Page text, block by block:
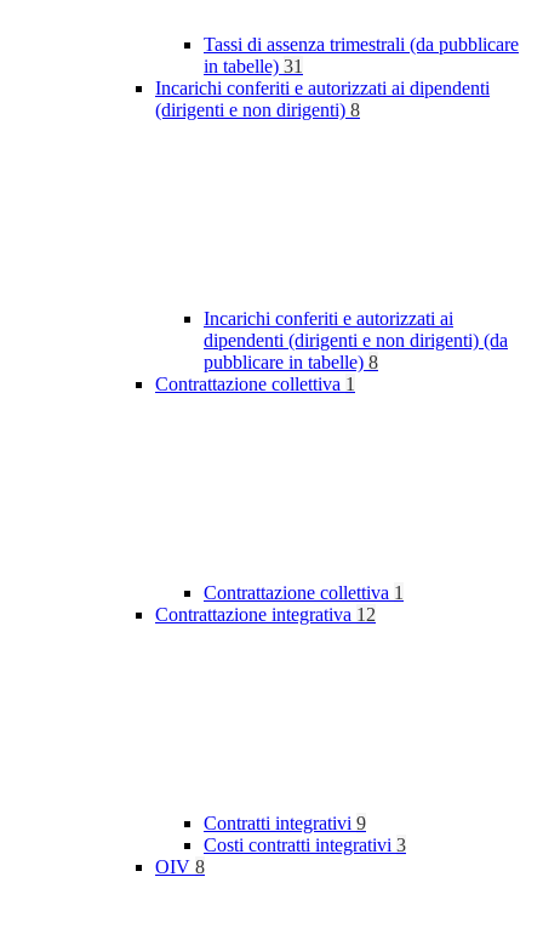
Tassi di assenza trimestrali (da pubblicare
in tabelle) 31
Incarichi conferiti e autorizzati ai dipendenti
(dirigenti e non dirigenti) 8
Incarichi conferiti e autorizzati ai
dipendenti (dirigenti e non dirigenti) (da
pubblicare in tabelle) 8
Contrattazione collettiva 1
Contrattazione collettiva 1
Contrattazione integrativa 12
Contratti integrativi 9
Costi contratti integrativi 3
OIV 8